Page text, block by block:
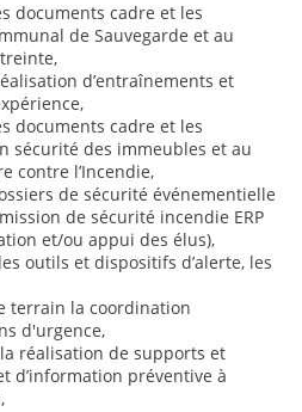
documents cadre et les
de Sauvegarde et au
d’entraînements et
documents cadre et les
sécurité des immeubles et au
contre l’Incendie,
de sécurité événementielle
de sécurité incendie ERP
et/ou appui des élus),
outils et dispositifs d’alerte, les
terrain la coordination
d'urgence,
réalisation de supports et
d’information préventive à